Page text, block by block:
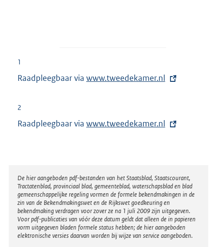
1
Raadpleegbaar via E
r
i
n
k
:
www.tweedekamer.nl
2
Raadpleegbaar via E
r
n
e
l
i
n
www.tweedekamer.nl
Disclaimer
De hier aangeboden pdf-bestanden van het Staatsblad, Staatscourant,
Tractatenblad, provinciaal blad, gemeenteblad, waterschapsblad en blad
gemeenschappelijke regeling vormen de formele bekendmakingen in de
zin van de Bekendmakingswet en de Rijkswet goedkeuring en
bekendmaking verdragen voor zover ze na 1 juli 2009 zijn uitgegeven.
Voor pdf-publicaties van vóór deze datum geldt dat alleen de in papieren
vorm uitgegeven bladen formele status hebben; de hier aangeboden
elektronische versies daarvan worden bij wijze van service aangeboden.